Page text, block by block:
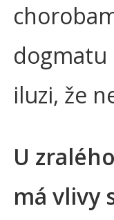
dogmatu
iluzi, že
U
má vlivy